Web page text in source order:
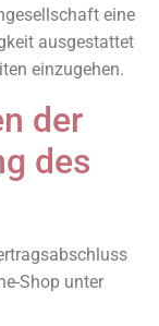
eine
ausgestattet
einzugehen.
der
des
Shop unter